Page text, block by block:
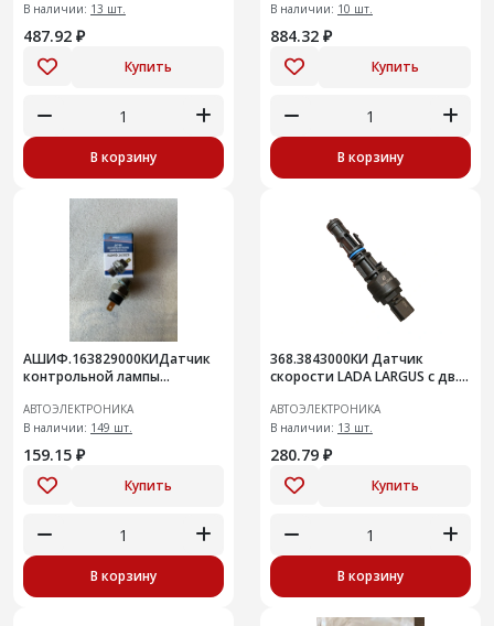
В наличии: 13 шт.
487.92 ₽
Купить
В корзину
В наличии: 10 шт.
884.32 ₽
Купить
В корзину
АШИФ.163829000КИДатчик
контрольной лампы
АВТОЭЛЕКТРОНИКА
В наличии: 149 шт.
159.15 ₽
Купить
В корзину
368.3843000КИ Датчик
скорости LADA LARGUS с дв.
АВТОЭЛЕКТРОНИКА
В наличии: 13 шт.
280.79 ₽
Купить
В корзину